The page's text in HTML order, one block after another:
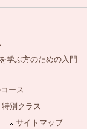
学ぶ方のための入門
ース
特別クラス
サイトマップ